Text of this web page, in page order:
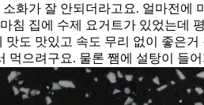
화가 잘 안되더라고요. 얼마전
집에 수제 요거트가 있었는데
도 맛있고 속도 무리 없이 좋은
으려구요. 물론 쨈에 설탕이 들